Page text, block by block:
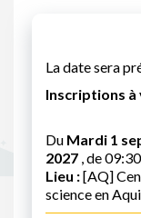
La date sera
Inscriptions à
Du Mardi 1
2027 , de
Lieu :[AQ]
science en